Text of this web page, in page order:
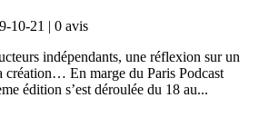
10-21 | 0 avis
indépendants, une réflexion sur un
création… En marge du Paris Podcast
édition s’est déroulée du 18 au...